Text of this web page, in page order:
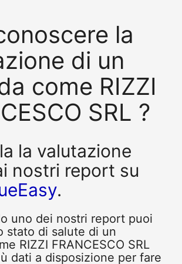
la
di un
come RIZZI
SRL ?
la valutazione
nostri report su
.
uno dei nostri report puoi
stato di salute di un
RIZZI FRANCESCO SRL
dati a disposizione per fare